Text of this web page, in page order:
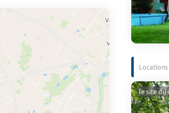
compose de quartiers anciens
commer...
le site du